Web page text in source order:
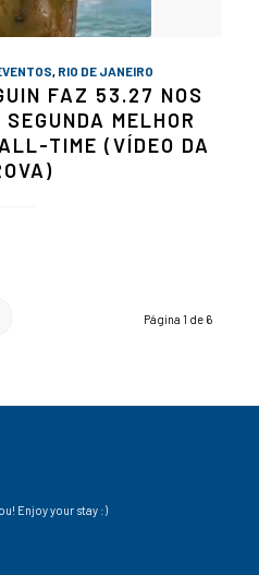
RIO DE JANEIRO
FAZ 53.27 NOS
MELHOR
TIME (VÍDEO DA
Página 1 de 6
Enjoy your stay :)